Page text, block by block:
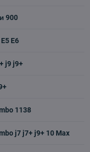
900
E6
j9 j9+
1138
j7 j7+ j9+ 10 Max